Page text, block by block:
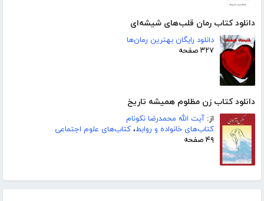
دانلود کتاب رمان قلب‌های شیشه‌ای
دانلود رایگان بهترین رمان‌ها
۳۲۷ صفحه
دانلود کتاب زن مظلوم همیشه تاریخ
از: آیت الله محمدرضا نکونام
کتاب‌های خانواده و روابط، کتاب‌های علوم اجتماعی
۴۹ صفحه